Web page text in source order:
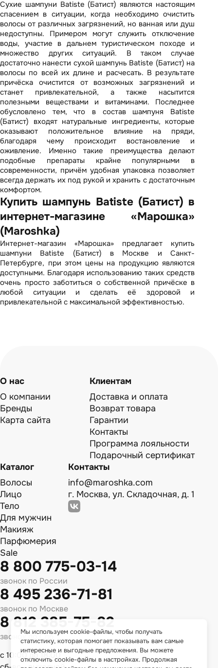
Сухие шампуни Batiste (Батист) являются настоящим
спасением в ситуации, когда необходимо очистить
волосы от различных загрязнений, но ванная или душ
недоступны. Примером могут служить отключение
воды, участие в дальнем туристическом походе и
множество других ситуаций. В таком случае
достаточно нанести сухой шампунь Batiste (Батист) на
волосы по всей их длине и расчесать. В результате
причёска очистится от возможных загрязнений и
станет привлекательной, а также насытится
полезными веществами и витаминами. Последнее
обусловлено тем, что в состав шампуня Batiste
(Батист) входят натуральные ингредиенты, которые
оказывают положительное влияние на пряди,
благодаря чему происходит востановление и
оживление. Именно такие преимущества делают
подобные препараты крайне популярными в
современности, причём удобная упаковка позволяет
всегда держать их под рукой и хранить с достаточным
комфортом.
Купить шампунь Batiste (Батист) в
интернет-магазине «Марошка»
(Maroshka)
Интернет-магазин «Марошка» предлагает купить
шампуни Batiste (Батист) в Москве и Санкт-
Петербурге, при этом цены на продукцию являются
доступными. Благодаря использованию таких средств
очень просто заботиться о собственной причёске в
любой ситуации и сделать её здоровой и
привлекательной с максимальной эффективностью.
О нас
О компании
Бренды
Карта сайта
Клиентам
Доставка и оплата
Возврат товара
Гарантии
Контакты
Программа лояльности
Подарочный сертификат
Каталог
Волосы
Лицо
Тело
Для мужчин
Макияж
Парфюмерия
Sale
Контакты
info@maroshka.com
г. Москва, ул. Складочная, д. 1
8 800 775-03-14
звонок по России
8 495 236-71-81
звонок по Москве
8 812 385-75-82
звонок по Спб
с 10:00 до 18:00
Мы используем cookie-файлы, чтобы получать
статистику, которая помогает показывать вам самые
интересные и выгодные предложения. Вы можете
отключить cookie-файлы в настройках. Продолжая